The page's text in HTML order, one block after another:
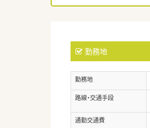
勤務地
勤務地
路線・交通手段
通勤交通費